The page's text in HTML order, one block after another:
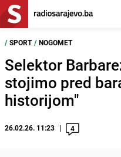
/ SPORT / NOGOMET
Selektor
stojimo pred
historijom"
26.02.26. 11:23 4